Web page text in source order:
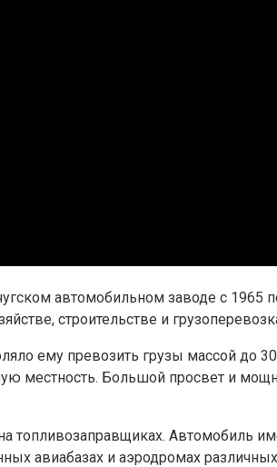
автомобильном заводе с
строительстве и
ему превозить грузы массой до
местность. Большой просвет и
топливозаправщиках. Автомобиль
авиабазах и аэродромах